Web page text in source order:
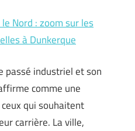
Nord : zoom sur les
à Dunkerque
passé industriel et son
comme une
qui souhaitent
carrière. La ville,